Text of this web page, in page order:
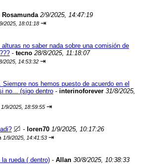
Rosamunda 2/9/2025, 14:47:19
2025, 18:01:18 ⇥
no saber nada sobre una comisión de
- tecno 28/8/2025, 11:18:07
2025, 14:53:32 ⇥
Siempre nos hemos puesto de acuerdo en el
no... (sigo dentro - interinoforever 31/8/2025,
1/9/2025, 18:59:55 ⇥
- loren70 1/9/2025, 10:17:26
1/9/2025, 14:41:53 ⇥
rueda ( dentro) - Allan 30/8/2025, 10:38:33